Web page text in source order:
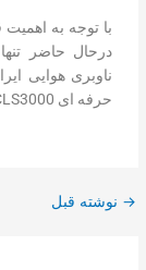
با توجه به اهمیت
درحال حاضر
ناوبری هوایی
حرفه ای HCLS3000 ساخت شرکت مهندسی تذرو افزار است.
→ نوشته قبل